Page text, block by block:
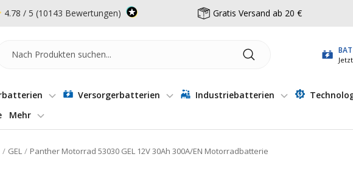
4.78 / 5 (10143 Bewertungen) Gratis Versand ab 20 €
Versorgerbatterien Industriebatterien
Mehr
GEL Panther Motorrad 53030 GEL 12V 30Ah 300A/EN Motorradbatterie